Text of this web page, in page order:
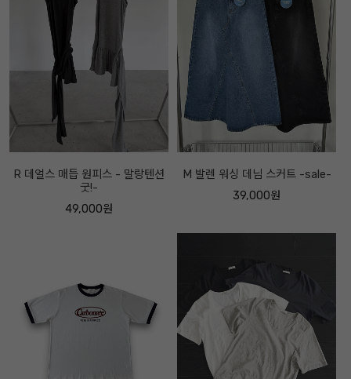
R 데얼스 매듭 원피스 - 말랑텐션
굿!-
49,000원
M 발렌 워싱 데님 스커트 -sale-
39,000원